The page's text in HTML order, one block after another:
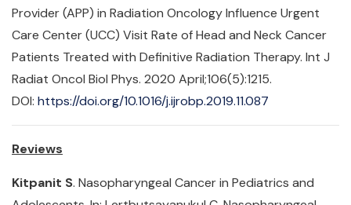
Provider (APP) in Radiation Oncology Influence Urgent
Care Center (UCC) Visit Rate of Head and Neck Cancer
Patients Treated with Definitive Radiation Therapy. Int J
Radiat Oncol Biol Phys. 2020 April;106(5):1215.
DOI: https://doi.org/10.1016/j.ijrobp.2019.11.087
Reviews
Kitpanit S. Nasopharyngeal Cancer in Pediatrics and